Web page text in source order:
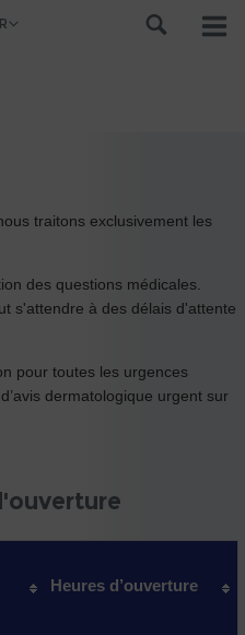
traitons exclusivement les
des questions médicales.
s'attendre à des délais d'attente
pour toutes les urgences
dermatologique urgent sur
Heures d’ouverture